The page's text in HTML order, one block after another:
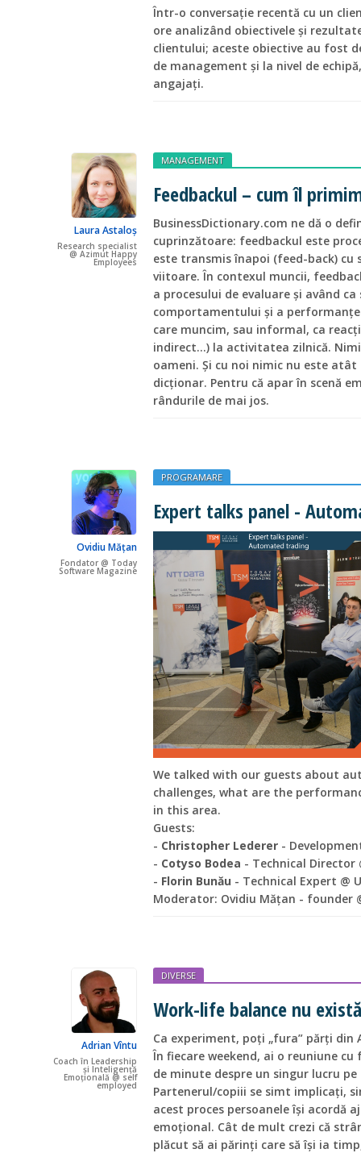
Într-o conversație recentă cu un
ore analizând obiectivele și
clientului; aceste obiective au fost
de management și la nivel de
angajați.
Laura Astaloș
Research specialist
@ Azimut Happy
Employees
MANAGEMENT
Feedbackul – cum îl
BusinessDictionary.com ne dă o
cuprinzătoare: feedbackul este
este transmis înapoi (feed-back) cu
viitoare. În contexul muncii,
a procesului de evaluare și având
comportamentului și a
care muncim, sau informal, ca
indirect...) la activitatea zilnică.
oameni. Și cu noi nimic nu este
dicționar. Pentru că apar în scenă
rândurile de mai jos.
Ovidiu Mățan
Fondator @ Today
Software Magazine
PROGRAMARE
Expert talks panel -
We talked with our guests about
challenges, what are the
in this area.
Guests:
- Christopher Lederer -
- Cotyso Bodea - Technical Director
- Florin Bunău - Technical Expert @
Moderator: Ovidiu Mățan - founder
Adrian Vîntu
Coach în Leadership
și Inteligență
Emoțională @ self
employed
DIVERSE
Work-life balance nu
Ca experiment, poți „fura” părți din
În fiecare weekend, ai o reuniune
de minute despre un singur lucru
Partenerul/copiii se simt implicați,
acest proces persoanele își acordă
emoțional. Cât de mult crezi că
plăcut să ai părinți care să își ia